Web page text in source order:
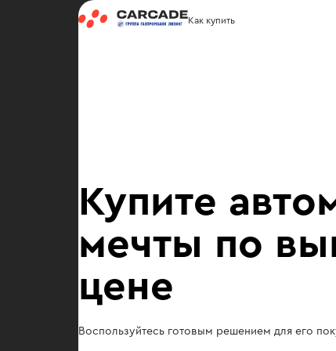
Как купить
Купите
мечты по
цене
Воспользуйтесь готовым решением для его